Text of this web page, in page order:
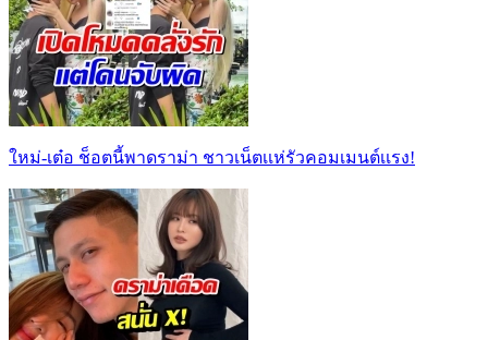
ใหม่-เต๋อ ช็อตนี้พาดราม่า ชาวเน็ตเเห่รัวคอมเมนต์เเรง!